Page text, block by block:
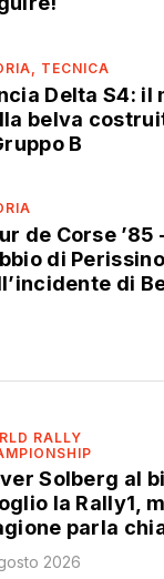
TECNICA
Delta S4: il
belva
B
de Corse ’85
di
di
RALLY
Solberg al
la Rally1,
parla
2026